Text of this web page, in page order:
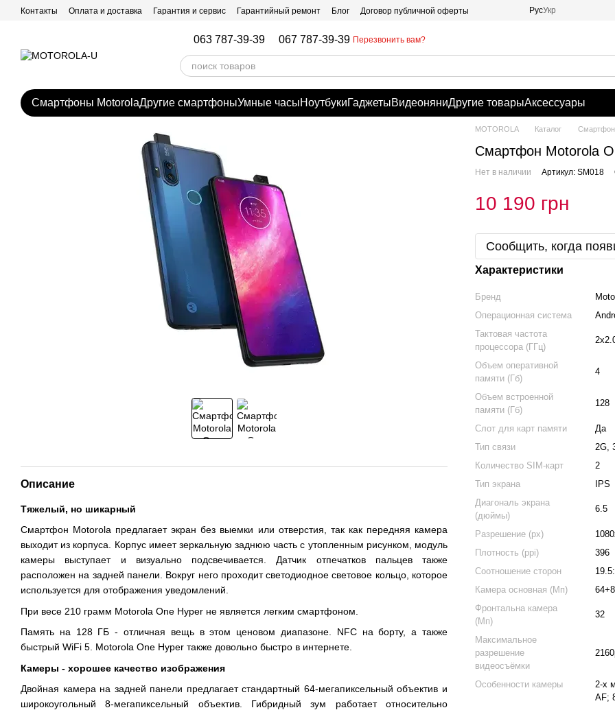
Перейти к основному контенту
Контакты Оплата и доставка Гарантия и сервис Гарантийный ремонт Блог Договор публичной оферты РусУкр
063 787-39-39 067 787-39-39 Перезвонить вам?
Смартфоны MotorolaДругие смартфоныУмные часыНоутбукиГаджетыВидеоняниДругие товарыАксессуары
Описание
Тяжелый, но шикарный
Смартфон Motorola предлагает экран без выемки или отверстия, так как передняя камера
выходит из корпуса. Корпус имеет зеркальную заднюю часть с утопленным рисунком, модуль
камеры выступает и визуально подсвечивается. Датчик отпечатков пальцев также
расположен на задней панели. Вокруг него проходит светодиодное световое кольцо, которое
используется для отображения уведомлений.
При весе 210 грамм Motorola One Hyper не является легким смартфоном.
Память на 128 ГБ - отличная вещь в этом ценовом диапазоне. NFC на борту, а также
быстрый WiFi 5. Motorola One Hyper также довольно быстро в интернете.
Камеры - хорошее качество изображения
Двойная камера на задней панели предлагает стандартный 64-мегапиксельный объектив и
широкоугольный 8-мегапиксельный объектив. Гибридный зум работает относительно
MOTOROLA Каталог
Смартфон Motorola
Нет в наличии Артикул: SM018
10 190 грн
Сообщить, когда
Характеристики
Бренд
Операционная система
Тактовая частота
процессора (ГГц)
Объем оперативной
памяти (Гб)
4
Объем встроенной
памяти (Гб)
128
Слот для карт памяти
Да
Тип связи
2G,
Количество SIM-карт
2
Тип экрана
IPS
Диагональ экрана
(дюймы)
6.5
Разрешение (px)
Плотность (ppi)
396
Соотношение сторон
Камера основная (Мп)
64+8
Фронтальна камера
(Мп)
32
Максимальное
разрешение
видеосъёмки
Особенности камеры
2-х
AF;